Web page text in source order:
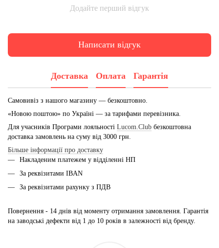
Додайте перший відгук
Написати відгук
Доставка Оплата Гарантія
Самовивіз з нашого магазину — безкоштовно.
«Новою поштою» по Україні — за тарифами перевізника.
Для учасників Програми лояльності Lucom.Club безкоштовна
доставка замовлень на суму від 3000 грн.
Більше інформації про доставку
Накладеним платежем у відділенні НП
За реквізитами IBAN
За реквізитами рахунку з ПДВ
Повернення - 14 днів від моменту отримання замовлення. Гарантія
на заводські дефекти від 1 до 10 років в залежності від бренду.